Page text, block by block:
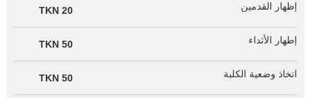
إظهار القدمين 20 TKN
إطهار الأثداء 50 TKN
اتخاذ وضعية الكلبة 50 TKN